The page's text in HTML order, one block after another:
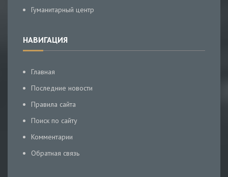
Гуманитарный центр
НАВИГАЦИЯ
Главная
Последние новости
Правила сайта
Поиск по сайту
Комментарии
Обратная связь